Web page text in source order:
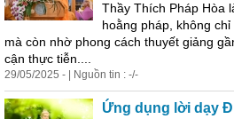
Thầy Thích Pháp Hòa
hoằng pháp, không
mà còn nhờ phong cách thuyết giảng
cận thực tiễn....
29/05/2025 - | Nguồn tin : -/-
Ứng dụng lời dạy